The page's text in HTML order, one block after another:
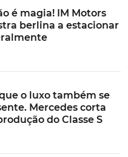
sensitivos, mantêm
alta. Os quais, numa
de comprimento e 2,826
não deixam de dispor
igualmente
traseiro cujas costas
40:20:40, fazendo
é magia! IM Motors
berlina a estacionar
o luxo também se
Mercedes corta
do Classe S